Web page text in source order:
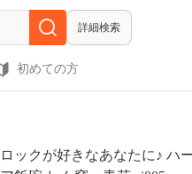
詳細検索
初めての方
ロックが好きなあなたに♪ ハ